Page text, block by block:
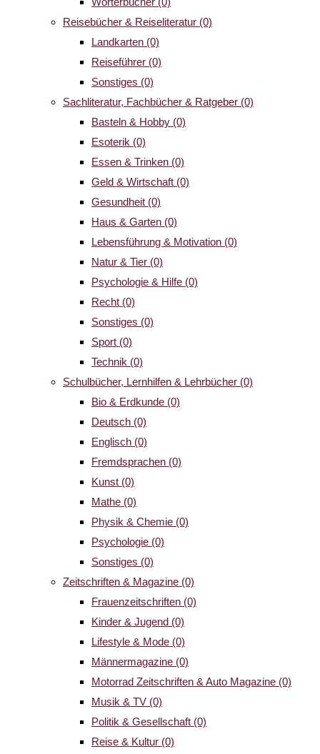
Reisebücher & Reiseliteratur (0)
Landkarten (0)
Reiseführer (0)
Sonstiges (0)
Sachliteratur, Fachbücher & Ratgeber (0)
Basteln & Hobby (0)
Esoterik (0)
Essen & Trinken (0)
Geld & Wirtschaft (0)
Gesundheit (0)
Haus & Garten (0)
Lebensführung & Motivation (0)
Natur & Tier (0)
Psychologie & Hilfe (0)
Recht (0)
Sonstiges (0)
Sport (0)
Technik (0)
Schulbücher, Lernhilfen & Lehrbücher (0)
Bio & Erdkunde (0)
Deutsch (0)
Englisch (0)
Fremdsprachen (0)
Kunst (0)
Mathe (0)
Physik & Chemie (0)
Psychologie (0)
Sonstiges (0)
Zeitschriften & Magazine (0)
Frauenzeitschriften (0)
Kinder & Jugend (0)
Lifestyle & Mode (0)
Männermagazine (0)
Motorrad Zeitschriften & Auto Magazine (0)
Musik & TV (0)
Politik & Gesellschaft (0)
Reise & Kultur (0)